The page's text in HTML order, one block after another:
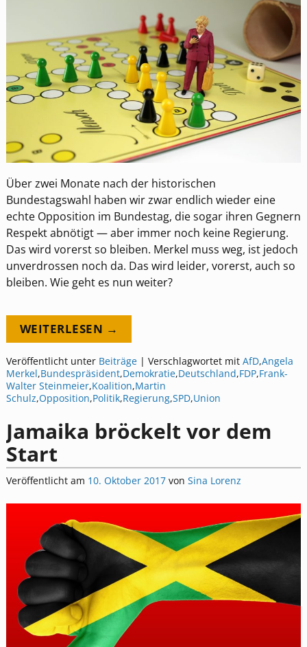
Über zwei Monate nach der historischen
Bundestagswahl haben wir zwar endlich wieder eine
echte Opposition im Bundestag, die sogar ihren Gegnern
Respekt abnötigt — aber immer noch keine Regierung.
Das wird vorerst so bleiben. Merkel muss weg, ist jedoch
unverdrossen noch da. Das wird leider, vorerst, auch so
bleiben. Wie geht es nun weiter?
WEITERLESEN →
Veröffentlicht unter Beiträge| Verschlagwortet mit AfD,Angela
Merkel,Bundespräsident,Demokratie,Deutschland,FDP,Frank-
Walter Steinmeier,Koalition,Martin
Schulz,Opposition,Politik,Regierung,SPD,Union
Jamaika bröckelt vor dem
Start
Veröffentlicht am 10. Oktober 2017 von Sina Lorenz